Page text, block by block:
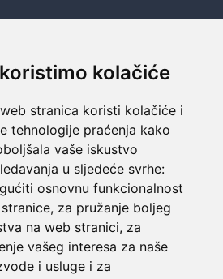
kolačiće
stranica koristi kolačiće i
tehnologije praćenja kako
vaše iskustvo
u sljedeće svrhe:
osnovnu funkcionalnost
, za pružanje boljeg
na web stranici, za
vašeg interesa za naše
i usluge i za
dostava
kod vas
novaca
Roba za novac
na raspolaganju
plaćanje